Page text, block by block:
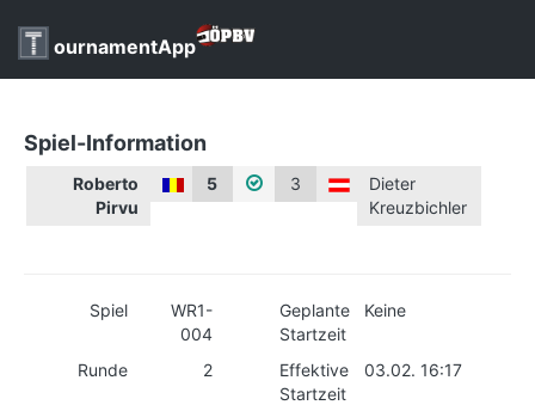
ournamentApp
Spiel-Information
Roberto
Pirvu
5 3
Dieter
Kreuzbichler
Spiel
WR1-
004
Geplante
Startzeit
Keine
Runde 2
Effektive
Startzeit
03.02. 16:17